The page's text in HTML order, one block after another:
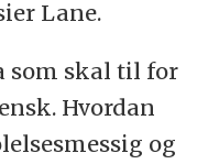
Lane.
som skal til for
Hvordan
og